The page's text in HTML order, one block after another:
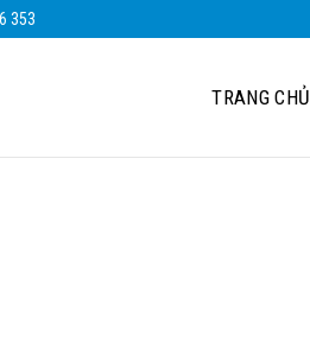
353
TRANG CHỦ